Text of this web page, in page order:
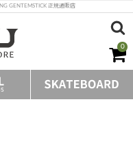
GENTEMSTICK 正規通販店
0